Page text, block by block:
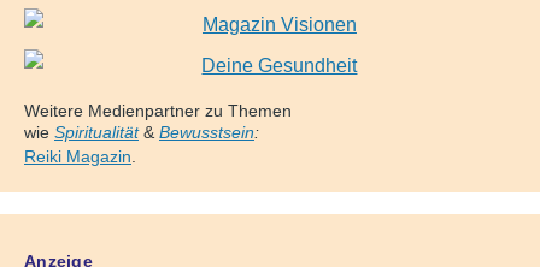
Weitere Medienpartner zu Themen
wie Spiritualität& Bewusstsein:
Reiki Magazin.
Anzeige